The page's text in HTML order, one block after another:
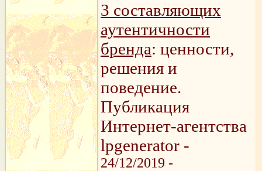
3 составляющих
аутентичности
бренда: ценности,
решения и
поведение.
Публикация
Интернет-агентства
lpgenerator -
24/12/2019 -